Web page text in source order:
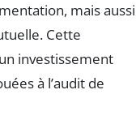
mais aussi
Cette
investissement
à l’audit de